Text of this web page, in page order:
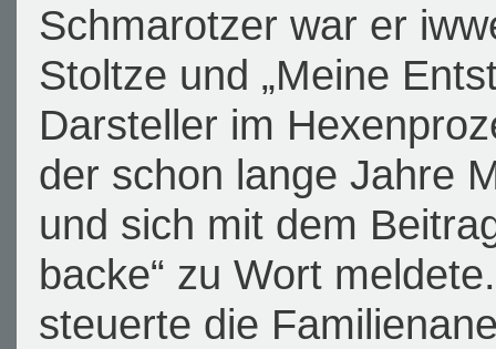
Schmarotzer war er
Stoltze und „Meine
Darsteller im
der schon lange Jahre
und sich mit dem
backe“ zu Wort
steuerte die